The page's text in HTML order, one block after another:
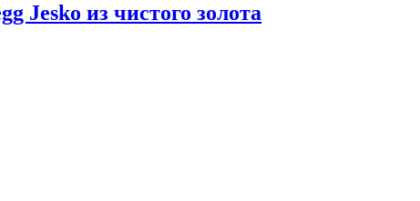
Jesko из чистого золота